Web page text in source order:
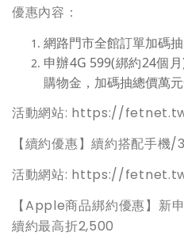
優惠內容：
網路門市全館訂單加碼
申辦4G 599(綁約24個
購物金，加碼抽總價萬
活動網站: https://
【續約優惠】續約搭配手
活動網站: https://
【Apple商品綁約優惠】新
續約最高折2,500